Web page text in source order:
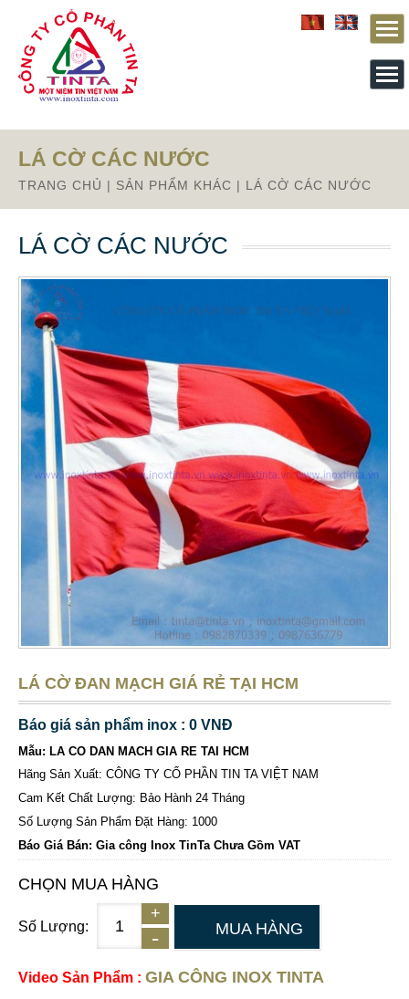
Từ mục này trở xuống là mã nguồn Zalo
LÁ CỜ CÁC NƯỚC
TRANG CHỦ | SẢN PHẨM KHÁC | LÁ CỜ CÁC NƯỚC
LÁ CỜ CÁC NƯỚC
LÁ CỜ ĐAN MẠCH GIÁ RẺ TẠI HCM
Báo giá sản phẩm inox : 0 VNĐ
Mẫu: LA CO DAN MACH GIA RE TAI HCM
Hãng Sản Xuất: CÔNG TY CỔ PHẦN TIN TA VIỆT NAM
Cam Kết Chất Lượng: Bảo Hành 24 Tháng
Số Lượng Sản Phẩm Đặt Hàng: 1000
Báo Giá Bán: Gia công Inox TinTa Chưa Gồm VAT
CHỌN MUA HÀNG
Số Lượng: MUA HÀNG
Video Sản Phẩm : GIA CÔNG INOX TINTA